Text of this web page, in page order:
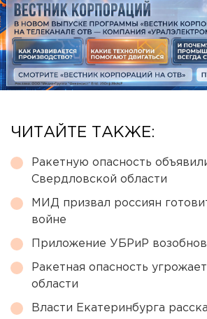
ЧИТАЙТЕ ТАКЖЕ:
Ракетную опасность
Свердловской области
МИД призвал россиян
войне
Приложение УБРиР
Ракетная опасность
области
Власти Екатеринбурга